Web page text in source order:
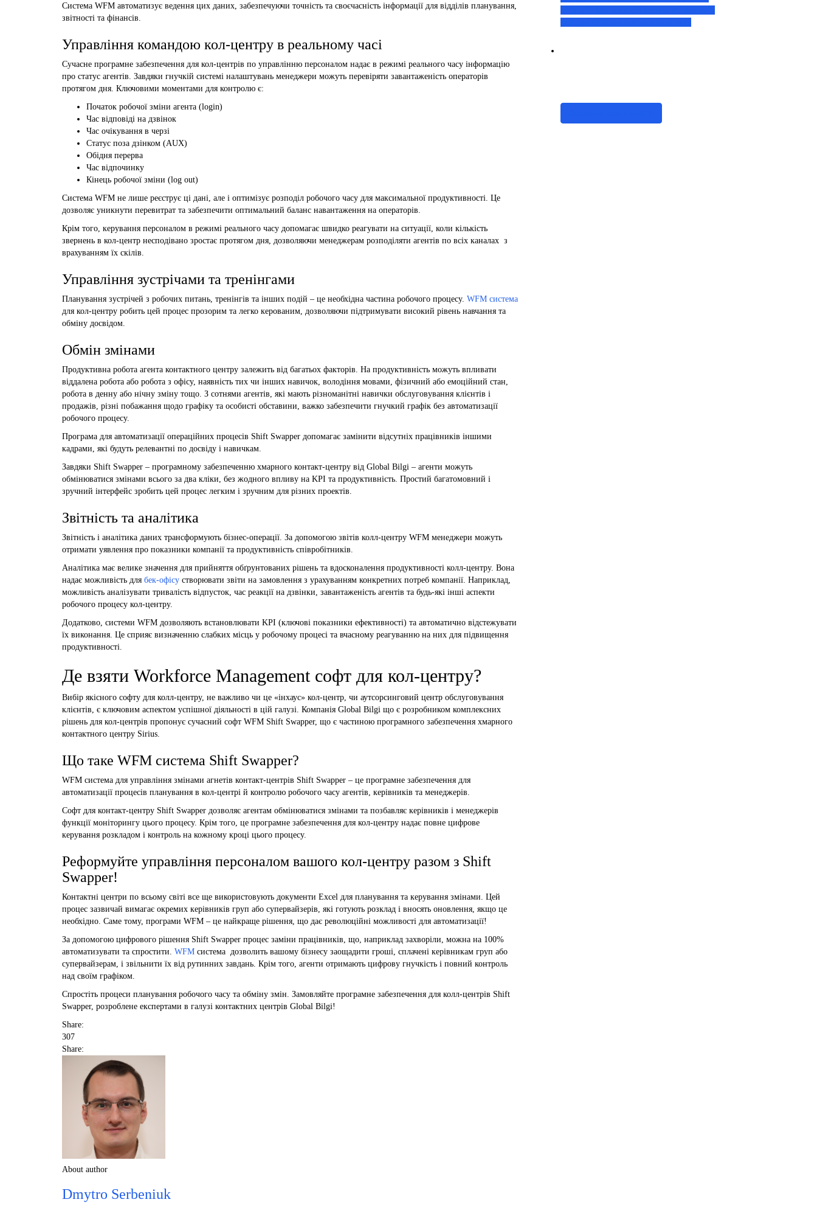
Система WFM автоматизує ведення цих даних, забезпечуючи точність та своєчасність інформації для відділів планування,
звітності та фінансів.
Управління командою кол-центру в реальному часі
Сучасне програмне забезпечення для кол-центрів по управлінню персоналом надає в режимі реального часу інформацію
про статус агентів. Завдяки гнучкій системі налаштувань менеджери можуть перевіряти завантаженість операторів
протягом дня. Ключовими моментами для контролю є:
Початок робочої зміни агента (login)
Час відповіді на дзвінок
Час очікування в черзі
Статус поза дзінком (AUX)
Обідня перерва
Час відпочинку
Кінець робочої зміни (log out)
Система WFM не лише реєструє ці дані, але і оптимізує розподіл робочого часу для максимальної продуктивності. Це
дозволяє уникнути перевитрат та забезпечити оптимальний баланс навантаження на операторів.
Крім того, керування персоналом в режимі реального часу допомагає швидко реагувати на ситуації, коли кількість
звернень в кол-центр несподівано зростає протягом дня, дозволяючи менеджерам розподіляти агентів по всіх каналах з
врахуванням їх скілів.
Управління зустрічами та тренінгами
Планування зустрічей з робочих питань, тренінгів та інших подій – це необхідна частина робочого процесу. WFM система
для кол-центру робить цей процес прозорим та легко керованим, дозволяючи підтримувати високий рівень навчання та
обміну досвідом.
Обмін змінами
Продуктивна робота агента контактного центру залежить від багатьох факторів. На продуктивність можуть впливати
віддалена робота або робота з офісу, наявність тих чи інших навичок, володіння мовами, фізичний або емоційний стан,
робота в денну або нічну зміну тощо. З сотнями агентів, які мають різноманітні навички обслуговування клієнтів і
продажів, різні побажання щодо графіку та особисті обставини, важко забезпечити гнучкий графік без автоматизації
робочого процесу.
Програма для автоматизації операційних процесів Shift Swapper допомагає замінити відсутніх працівників іншими
кадрами, які будуть релевантні по досвіду і навичкам.
Завдяки Shift Swapper – програмному забезпеченню хмарного контакт-центру від Global Bilgi – агенти можуть
обмінюватися змінами всього за два кліки, без жодного впливу на KPI та продуктивність. Простий багатомовний і
зручний інтерфейс зробить цей процес легким і зручним для різних проектів.
Звітність та аналітика
Звітність і аналітика даних трансформують бізнес-операції. За допомогою звітів колл-центру WFM менеджери можуть
отримати уявлення про показники компанії та продуктивність співробітників.
Аналітика має велике значення для прийняття обґрунтованих рішень та вдосконалення продуктивності колл-центру. Вона
надає можливість для бек-офісу створювати звіти на замовлення з урахуванням конкретних потреб компанії. Наприклад,
можливість аналізувати тривалість відпусток, час реакції на дзвінки, завантаженість агентів та будь-які інші аспекти
робочого процесу кол-центру.
Додатково, системи WFM дозволяють встановлювати KPI (ключові показники ефективності) та автоматично відстежувати
їх виконання. Це сприяє визначенню слабких місць у робочому процесі та вчасному реагуванню на них для підвищення
продуктивності.
Де взяти Workforce Management софт для кол-центру?
Вибір якісного софту для колл-центру, не важливо чи це «інхаус» кол-центр, чи аутсорсинговий центр обслуговування
клієнтів, є ключовим аспектом успішної діяльності в цій галузі. Компанія Global Bilgi що є розробником комплексних
рішень для кол-центрів пропонує сучасний софт WFM Shift Swapper, що є частиною програмного забезпечення хмарного
контактного центру Sirius.
Що таке WFM система Shift Swapper?
WFM система для управління змінами агнетів контакт-центрів Shift Swapper – це програмне забезпечення для
автоматизації процесів планування в кол-центрі й контролю робочого часу агентів, керівників та менеджерів.
Софт для контакт-центру Shift Swapper дозволяє агентам обмінюватися змінами та позбавляє керівників і менеджерів
функції моніторингу цього процесу. Крім того, це програмне забезпечення для кол-центру надає повне цифрове
керування розкладом і контроль на кожному кроці цього процесу.
Реформуйте управління персоналом вашого кол-центру разом з Shift
Swapper!
Контактні центри по всьому світі все ще використовують документи Excel для планування та керування змінами. Цей
процес зазвичай вимагає окремих керівників груп або супервайзерів, які готують розклад і вносять оновлення, якщо це
необхідно. Саме тому, програми WFM – це найкраще рішення, що дає революційні можливості для автоматизації!
За допомогою цифрового рішення Shift Swapper процес заміни працівників, що, наприклад захворіли, можна на 100%
автоматизувати та спростити. WFM система дозволить вашому бізнесу заощадити гроші, сплачені керівникам груп або
супервайзерам, і звільнити їх від рутинних завдань. Крім того, агенти отримають цифрову гнучкість і повний контроль
над своїм графіком.
Спростіть процеси планування робочого часу та обміну змін. Замовляйте програмне забезпечення для колл-центрів Shift
Swapper, розроблене експертами в галузі контактних центрів Global Bilgi!
Share:
307
Share:
About author
Dmytro Serbeniuk